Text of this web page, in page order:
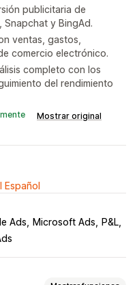
publicitaria de
y BingAd.
ventas, gastos,
comercio electrónico.
completo con los
del rendimiento
Mostrar original
Ads Microsoft Ads
P&L